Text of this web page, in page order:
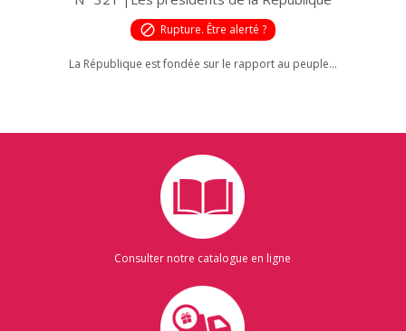
block Rupture. Être alerté ?
La République est fondée sur le rapport au peuple...
Consulter notre catalogue en ligne